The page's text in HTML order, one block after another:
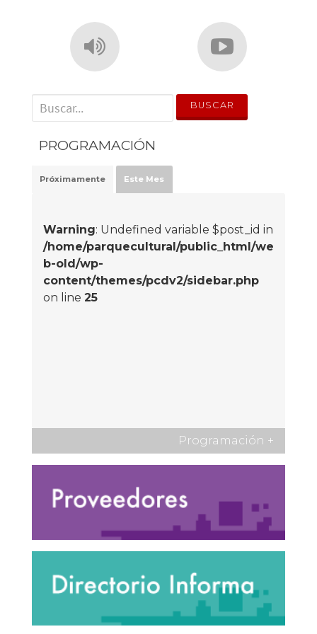
' . __('Search for:') . '
PROGRAMACIÓN
Próximamente Este Mes
Warning: Undefined variable $post_id in
/home/parquecultural/public_html/we
b-old/wp-
content/themes/pcdv2/sidebar.php
on line 25
Programación +